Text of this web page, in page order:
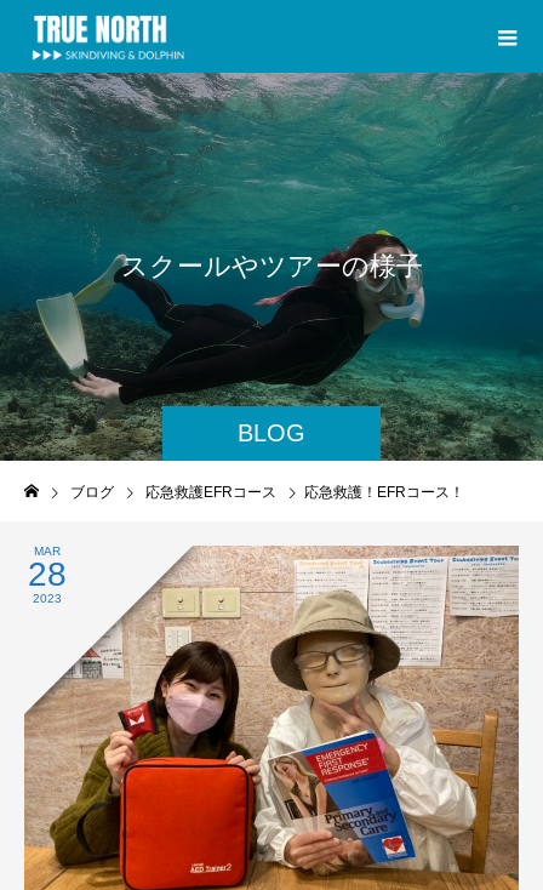
BLOG
ス ク ールやツ アーの様子
ブログ 応急救護EFRコース 応急救護！EFRコース！
MAR
28
2023